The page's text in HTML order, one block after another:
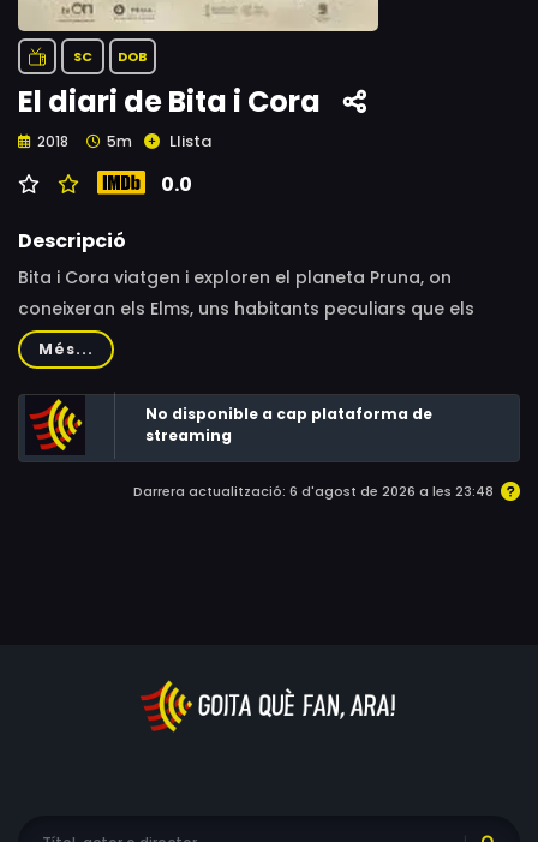
SC DOB
El diari de Bita i Cora
2018 5m Llista
0.0
Descripció
Bita i Cora viatgen i exploren el planeta Pruna, on
coneixeran els Elms, uns habitants peculiars que els
ensenyaran curiositats i amb els quals compartiran
aventures.
Més...
No disponible a cap plataforma de
streaming
Darrera actualització: 6 d'agost de 2026 a les 23:48